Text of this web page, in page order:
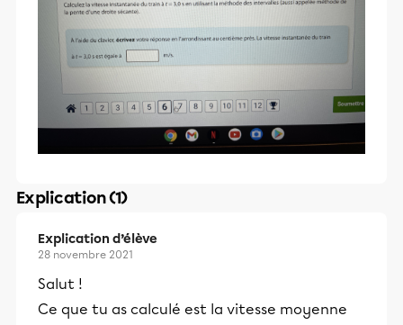
Explication (1)
Explication d’élève
28 novembre 2021
Salut !
Ce que tu as calculé est la vitesse moyenne